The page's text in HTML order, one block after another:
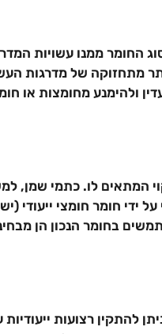
החומר ממנו עשויות
מתחזוקה של מדרגות
ולהימנע מחומצות או
המתאים לו. כתמי שמן,
על ידי חומר חומצי
בחומר הנכון הן
להתקין רצועות